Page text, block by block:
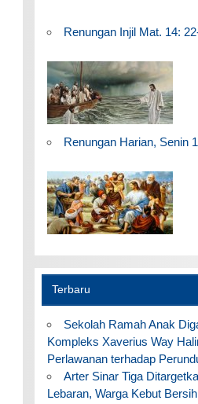
Renungan Injil Mat. 14:
Renungan Harian, Senin
Terbaru
Sekolah Ramah Anak
Kompleks Xaverius Way
Perlawanan terhadap
Arter Sinar Tiga
Lebaran, Warga Kebut